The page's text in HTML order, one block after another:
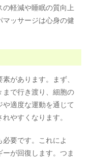
軽減や睡眠の質向上
ッサージは心身の健
があります。まず、
まで行き渡り、細胞の
適度な運動を通じて
やすくなります。
要です。これによ
が回復します。つま